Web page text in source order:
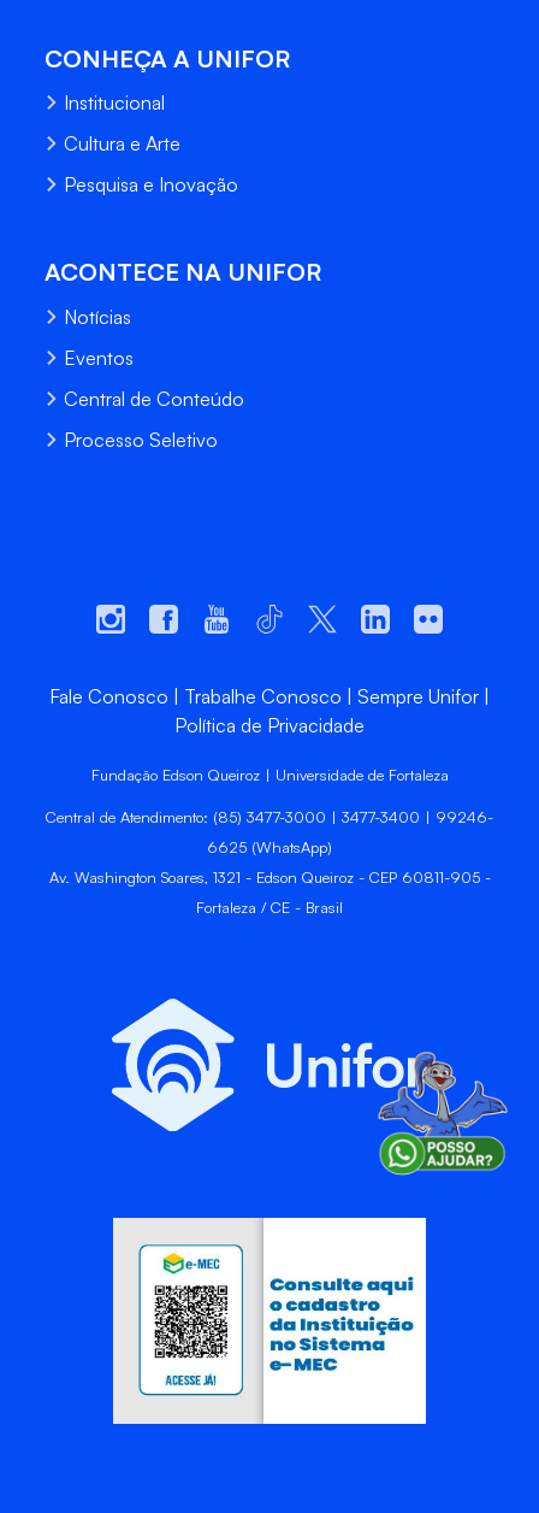
CONHEÇA A UNIFOR
Institucional
Cultura e Arte
Pesquisa e Inovação
ACONTECE NA UNIFOR
Notícias
Eventos
Central de Conteúdo
Processo Seletivo
Fale Conosco Trabalhe Conosco
Sempre Unifor
Política de Privacidade
Fundação Edson Queiroz | Universidade de Fortaleza
Central de Atendimento: (85) 3477-3000 | 3477-3400 | 99246-
6625 (WhatsApp)
Av. Washington Soares, 1321 - Edson Queiroz - CEP 60811-905 -
Fortaleza / CE - Brasil